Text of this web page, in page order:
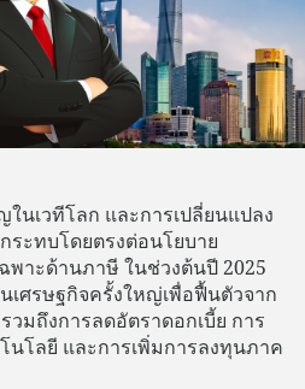
นเวทีโลก และการเปลี่ยนแปลง
ระทบโดยตรงต่อนโยบาย
พาะด้านภาษี ในช่วงต้นปี 2025
เศรษฐกิจครั้งใหญ่เพื่อฟื้นตัวจาก
มถึงการลดอัตราดอกเบี้ย การ
โลยี และการเพิ่มการลงทุนภาค